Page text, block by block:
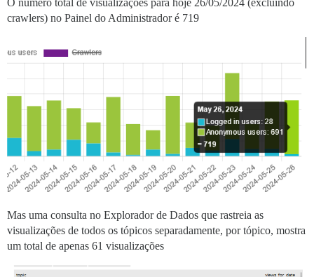
O número total de visualizações para hoje 26/05/2024 (excluindo
crawlers) no Painel do Administrador é 719
Mas uma consulta no Explorador de Dados que rastreia as
visualizações de todos os tópicos separadamente, por tópico, mostra
um total de apenas 61 visualizações